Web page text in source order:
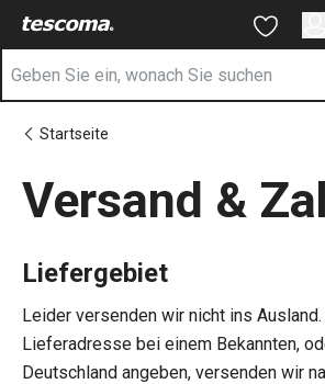
Sie befinden sich auf der Versand &
Zum Hauptinhalt
Zur Suche
Zur Navigation
Startseite
Versand &
Liefergebiet
Leider versenden wir nicht ins
Lieferadresse bei einem Bekannten,
Deutschland angeben, versenden wir